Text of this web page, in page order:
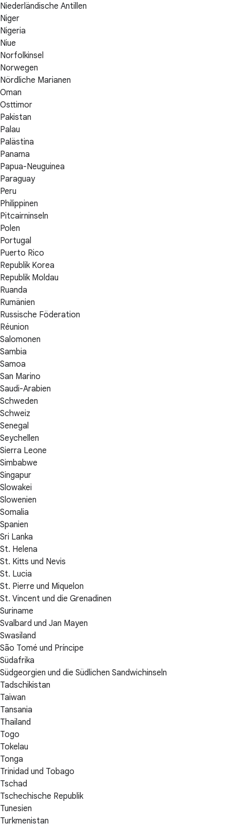
Niederländische Antillen
Niger
Nigeria
Niue
Norfolkinsel
Norwegen
Nördliche Marianen
Oman
Osttimor
Pakistan
Palau
Palästina
Panama
Papua-Neuguinea
Paraguay
Peru
Philippinen
Pitcairninseln
Polen
Portugal
Puerto Rico
Republik Korea
Republik Moldau
Ruanda
Rumänien
Russische Föderation
Réunion
Salomonen
Sambia
Samoa
San Marino
Saudi-Arabien
Schweden
Schweiz
Senegal
Seychellen
Sierra Leone
Simbabwe
Singapur
Slowakei
Slowenien
Somalia
Spanien
Sri Lanka
St. Helena
St. Kitts und Nevis
St. Lucia
St. Pierre und Miquelon
St. Vincent und die Grenadinen
Suriname
Svalbard und Jan Mayen
Swasiland
São Tomé und Príncipe
Südafrika
Südgeorgien und die Südlichen Sandwichinseln
Tadschikistan
Taiwan
Tansania
Thailand
Togo
Tokelau
Tonga
Trinidad und Tobago
Tschad
Tschechische Republik
Tunesien
Turkmenistan